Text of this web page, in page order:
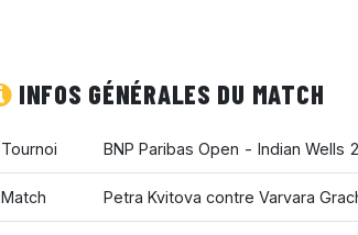
INFOS GÉNÉRALES DU MATCH
Tournoi BNP Paribas Open - Indian Wells
Match Petra Kvitova contre Varvara